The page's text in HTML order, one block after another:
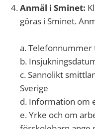
Anmäl i Sminet:
göras i Sminet.
a.Telefonnummer
b.
c. Sannolikt
Sverige
d. Information om
e.Yrke och om